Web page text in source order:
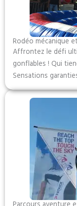
Rodéo mécanique
Affrontez le défi
gonflables ! Qui
Sensations